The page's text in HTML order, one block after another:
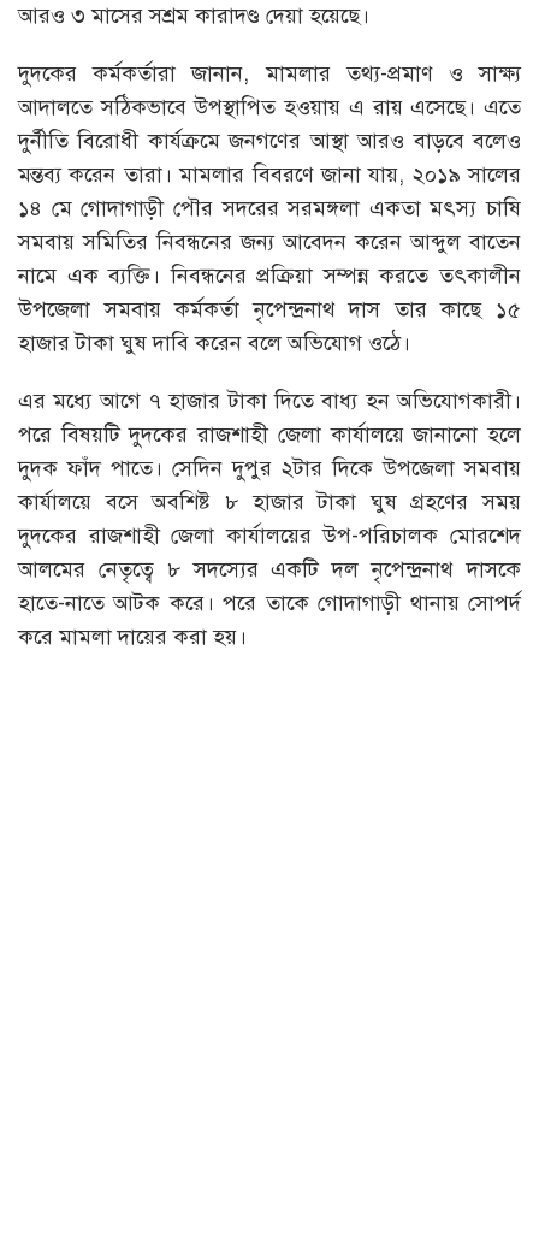
আরও ৩ মাসের সশ্রম কারাদণ্ড দেয়া হয়েছে।
দুদকের কর্মকর্তারা জানান, মামলার তথ্য-প্রমাণ ও সাক্ষ্য
আদালতে সঠিকভাবে উপস্থাপিত হওয়ায় এ রায় এসেছে। এতে
দুর্নীতি বিরোধী কার্যক্রমে জনগণের আস্থা আরও বাড়বে বলেও
মন্তব্য করেন তারা। মামলার বিবরণে জানা যায়, ২০১৯ সালের
১৪ মে গোদাগাড়ী পৌর সদরের সরমঙ্গলা একতা মৎস্য চাষি
সমবায় সমিতির নিবন্ধনের জন্য আবেদন করেন আব্দুল বাতেন
নামে এক ব্যক্তি। নিবন্ধনের প্রক্রিয়া সম্পন্ন করতে তৎকালীন
উপজেলা সমবায় কর্মকর্তা নৃপেন্দ্রনাথ দাস তার কাছে ১৫
হাজার টাকা ঘুষ দাবি করেন বলে অভিযোগ ওঠে।
এর মধ্যে আগে ৭ হাজার টাকা দিতে বাধ্য হন অভিযোগকারী।
পরে বিষয়টি দুদকের রাজশাহী জেলা কার্যালয়ে জানানো হলে
দুদক ফাঁদ পাতে। সেদিন দুপুর ২টার দিকে উপজেলা সমবায়
কার্যালয়ে বসে অবশিষ্ট ৮ হাজার টাকা ঘুষ গ্রহণের সময়
দুদকের রাজশাহী জেলা কার্যালয়ের উপ-পরিচালক মোরশেদ
আলমের নেতৃত্বে ৮ সদস্যের একটি দল নৃপেন্দ্রনাথ দাসকে
হাতে-নাতে আটক করে। পরে তাকে গোদাগাড়ী থানায় সোপর্দ
করে মামলা দায়ের করা হয়।